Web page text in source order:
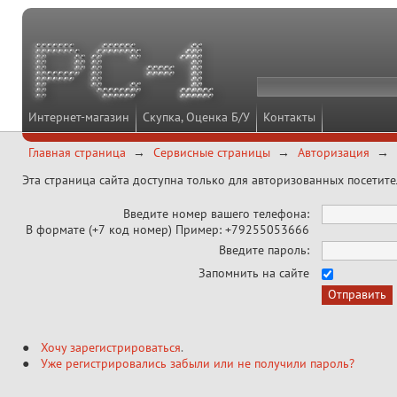
Интернет-магазин Скупка, Оценка Б/У Контакты
Главная страница Сервисные страницы
Авторизация
Эта страница сайта доступна только для авторизованных
Введите номер вашего телефона:
В формате (+7 код номер) Пример: +79255053666
Введите пароль:
Запомнить на сайте
Хочу зарегистрироваться.
Уже регистрировались забыли или не получили пароль?